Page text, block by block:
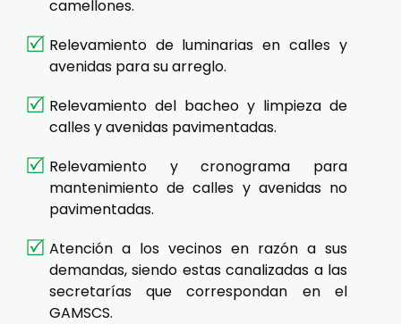
camellones.
Relevamiento de luminarias en calles y
avenidas para su arreglo.
Relevamiento del bacheo y limpieza de
calles y avenidas pavimentadas.
Relevamiento y cronograma para
mantenimiento de calles y avenidas no
pavimentadas.
Atención a los vecinos en razón a sus
demandas, siendo estas canalizadas a las
secretarías que correspondan en el
GAMSCS.